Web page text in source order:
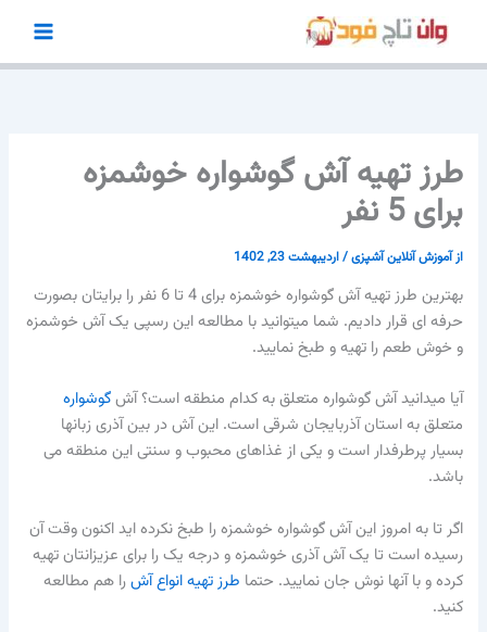
محتوا
طرز تهیه آش گوشواره خوشمزه
برای 5 نفر
ازآموزش آنلاین آشپزی/اردیبهشت 23, 1402
بهترین طرز تهیه آش گوشواره خوشمزه برای 4 تا 6 نفر را برایتان بصورت
حرفه ای قرار دادیم. شما میتوانید با مطالعه این رسپی یک آش خوشمزه
و خوش طعم را تهیه و طبخ نمایید.
آیا میدانید آش گوشواره متعلق به کدام منطقه است؟ آشگوشواره
متعلق به استان آذربایجان شرقی است. این آش در بین آذری زبانها
بسیار پرطرفدار است و یکی از غذاهای محبوب و سنتی این منطقه می
باشد.
اگر تا به امروز این آش گوشواره خوشمزه را طبخ نکرده اید اکنون وقت آن
رسیده است تا یک آش آذری خوشمزه و درجه یک را برای عزیزانتان تهیه
کرده و با آنها نوش جان نمایید. حتما طرز تهیه انواع آشرا هم مطالعه
کنید.